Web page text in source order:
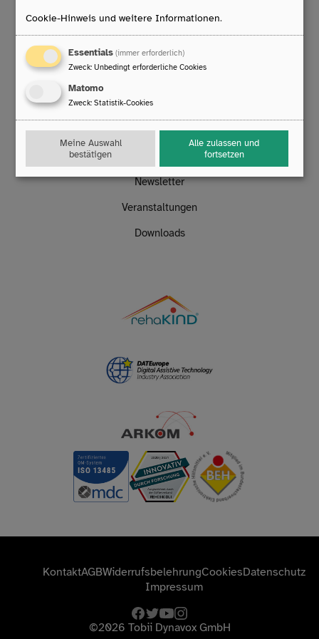
Mo. bis Do.: 8:00 – 16:30 Uhr
Fr.: 8:00 – 14:00 Uhr
T:0203/396 583 63
E:technik@rehamedia.de
Links
Kontakt
Newsletter
Veranstaltungen
Downloads
KontaktAGBWiderrufsbelehrungCookiesDatenschutz
Impressum
facebook
twitteryoutube
©2026 Tobii Dynavox GmbH
Cookie-Hinweis und weitere Informationen.
Essentials (immer erforderlich)
Zweck: Unbedingt erforderliche Cookies
Matomo
Zweck: Statistik-Cookies
Meine Auswahl
bestätigen
Alle zulassen und
fortsetzen